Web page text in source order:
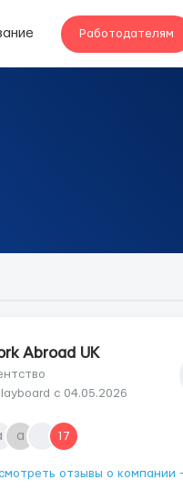
Работодателям
Abroad UK
с 04.05.2026
a 17
отзывы о